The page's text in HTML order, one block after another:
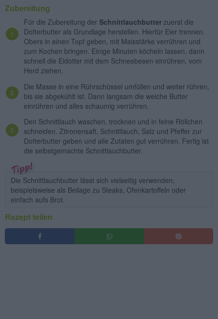
Zubereitung
Für die Zubereitung der Schnittlauchbutter zuerst die
Dotterbutter als Grundlage herstellen. Hierfür Eier trennen.
Obers in einen Topf geben, mit Maisstärke verrühren und
zum Kochen bringen. Einige Minuten köcheln lassen, dann
schnell die Eidotter mit dem Schneebesen einrühren, vom
Herd ziehen.
Die Masse in eine Rührschüssel umfüllen und weiter rühren,
bis sie abgekühlt ist. Dann langsam die weiche Butter
einrühren und alles schaumig verrühren.
Den Schnittlauch waschen, trocknen und in feine Röllchen
schneiden. Zitronensaft, Schnittlauch, Salz und Pfeffer zur
Dotterbutter geben und alle Zutaten gut verrühren. Fertig ist
die selbstgemachte Schnittlauchbutter.
Die Schnittlauchbutter lässt sich vielseitig verwenden,
beispielsweise als Beilage zu Steaks, Ofenkartoffeln oder
einfach aufs Brot.
Rezept teilen